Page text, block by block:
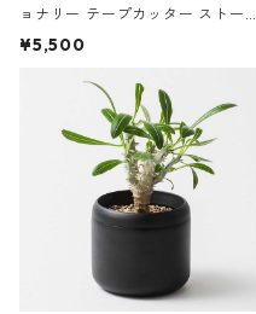
ョナリー テープカッター ストーン
サンドカラー 石調 ideaco Station
¥5,500